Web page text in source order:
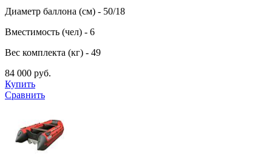
Диаметр баллона (см) - 50/18
Вместимость (чел) - 6
Вес комплекта (кг) - 49
84 000 руб.
Купить
Сравнить